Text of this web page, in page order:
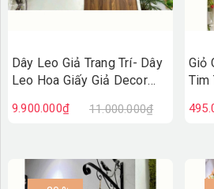
Dây Leo Giả Trang Trí- Dây
Leo Hoa Giấy Giả Decor
Leo Ấn Tượng
9.900.000₫ 11.000.000₫
Giỏ
Tim